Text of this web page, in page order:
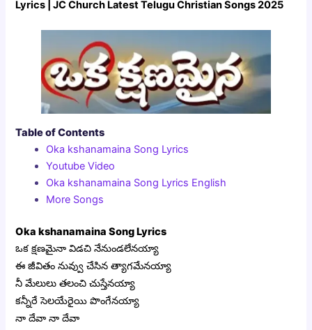
Lyrics | JC Church Latest Telugu Christian Songs 2025
Table of Contents
Oka kshanamaina Song Lyrics
Youtube Video
Oka kshanamaina Song Lyrics English
More Songs
Oka kshanamaina Song Lyrics
ఒక క్షణమైనా విడచి నేనుండలేనయ్యా
ఈ జీవితం నువ్వు చేసిన త్యాగమేనయ్యా
నీ మేలులు తలంచి చుస్తేనయ్యా
కన్నీరే సెలయేరైయి పొంగేనయ్యా
నా దేవా నా దేవా